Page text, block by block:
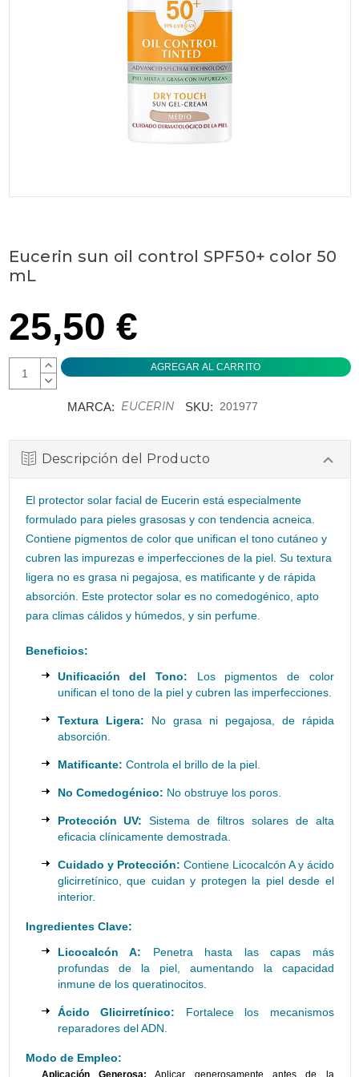
Eucerin sun oil control SPF50+ color 50
mL
25,50 €
AUMENTAR
CANTIDAD:
DISMINUIR
MARCA: EUCERIN SKU: 201977
Descripción del Producto
El protector solar facial de Eucerin está especialmente
formulado para pieles grasosas y con tendencia acneica.
Contiene pigmentos de color que unifican el tono cutáneo y
cubren las impurezas e imperfecciones de la piel. Su textura
ligera no es grasa ni pegajosa, es matificante y de rápida
absorción. Este protector solar es no comedogénico, apto
para climas cálidos y húmedos, y sin perfume.
Beneficios:
Unificación del Tono: Los pigmentos de color
unifican el tono de la piel y cubren las imperfecciones.
Textura Ligera: No grasa ni pegajosa, de rápida
absorción.
Matificante: Controla el brillo de la piel.
No Comedogénico: No obstruye los poros.
Protección UV: Sistema de filtros solares de alta
eficacia clínicamente demostrada.
Cuidado y Protección: Contiene Licocalcón A y ácido
glicirretínico, que cuidan y protegen la piel desde el
interior.
Ingredientes Clave:
Licocalcón A: Penetra hasta las capas más
profundas de la piel, aumentando la capacidad
inmune de los queratinocitos.
Ácido Glicirretínico: Fortalece los mecanismos
reparadores del ADN.
Modo de Empleo:
Aplicación Generosa: Aplicar generosamente antes de la